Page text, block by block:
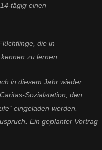
tägig einen
die in
zu lernen.
in diesem Jahr wieder
Sozialstation, den
eingeladen werden.
Ein geplanter Vortrag